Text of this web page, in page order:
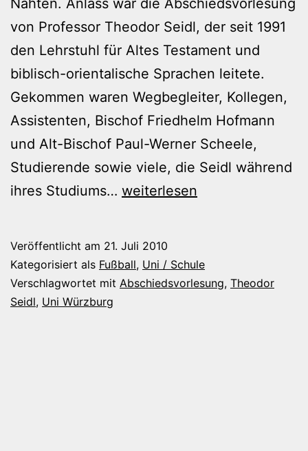
von Professor Theodor Seidl, der seit 1991
den Lehrstuhl für Altes Testament und
biblisch-orientalische Sprachen leitete.
Gekommen waren Wegbegleiter, Kollegen,
Assistenten, Bischof Friedhelm Hofmann
und Alt-Bischof Paul-Werner Scheele,
Studierende sowie viele, die Seidl während
ihres Studiums… Abschiedsvorlesung
Seidl
weiterlesen
Veröffentlicht am 21. Juli 2010
Kategorisiert als Fußball, Uni / Schule
Verschlagwortet mit Abschiedsvorlesung, Theodor
Seidl, Uni Würzburg